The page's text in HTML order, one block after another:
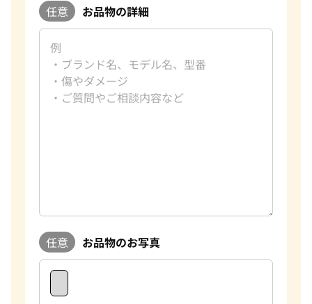
だいた信頼を裏切らないよう、今後もサービスの向上に努
め、さらに多くのお客様にご満足いただけるよう精進してま
いります。時計以外にも貴金属やブランドバック等のご売却を
お考えの際は、ぜひ「おたからや」をご利用ください。お客
様の大切なお品物を最良の価格でお取引できるよう、査定員
一同、ご満足いただける買取を提供してまいります。
サウナ・温泉
好きなブランド ロレックス
過去の買取品例高級時計全般
おたからやでは毎日数千点の時計の査定をしております。現
在、おたからやは海外にも販路を持っており、世界基準での査
任意 お品物の詳細
任意 お品物のお写真